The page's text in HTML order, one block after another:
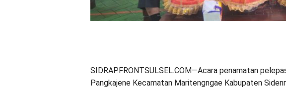
SIDRAP.FRONTSULSEL.COM—Acara penamatan
Pangkajene Kecamatan Maritengngae Kabupaten